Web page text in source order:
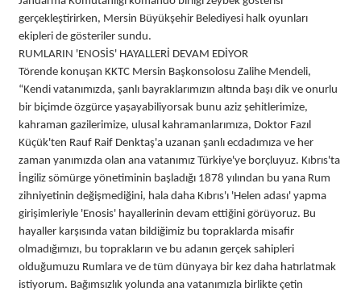
gerçekleştirirken, Mersin Büyükşehir Belediyesi halk oyunları
ekipleri de gösteriler sundu.
RUMLARIN 'ENOSİS' HAYALLERİ DEVAM EDİYOR
Törende konuşan KKTC Mersin Başkonsolosu Zalihe Mendeli,
“Kendi vatanımızda, şanlı bayraklarımızın altında başı dik ve onurlu
bir biçimde özgürce yaşayabiliyorsak bunu aziz şehitlerimize,
kahraman gazilerimize, ulusal kahramanlarımıza, Doktor Fazıl
Küçük'ten Rauf Raif Denktaş'a uzanan şanlı ecdadımıza ve her
zaman yanımızda olan ana vatanımız Türkiye'ye borçluyuz. Kıbrıs'ta
İngiliz sömürge yönetiminin başladığı 1878 yılından bu yana Rum
zihniyetinin değişmediğini, hala daha Kıbrıs'ı 'Helen adası' yapma
girişimleriyle 'Enosis' hayallerinin devam ettiğini görüyoruz. Bu
hayaller karşısında vatan bildiğimiz bu topraklarda misafir
olmadığımızı, bu toprakların ve bu adanın gerçek sahipleri
olduğumuzu Rumlara ve de tüm dünyaya bir kez daha hatırlatmak
istiyorum. Bağımsızlık yolunda ana vatanımızla birlikte çetin